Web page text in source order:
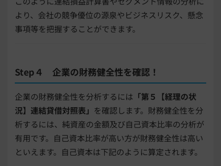
より、会社の競争優位の源泉やビジネスリスク、懸念
事項等を把握することができます。
Step４ 企業の財務健全性を確認！
企業の財務健全性を分析するには 「第５【経理の状
況】連結貸借対照表」 を確認します。財務健全性を分
析するには、純資産の金額及び自己資本比率の分析が
有用です。自己資本比率が高い方が財務健全性は高い
といえます。自己資本は下記のように算定されます。